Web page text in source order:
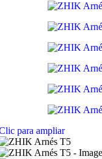
para ampliar